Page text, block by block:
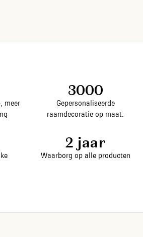
meer
3000
Gepersonaliseerde
raamdecoratie op maat.
2 jaar
Waarborg op alle producten